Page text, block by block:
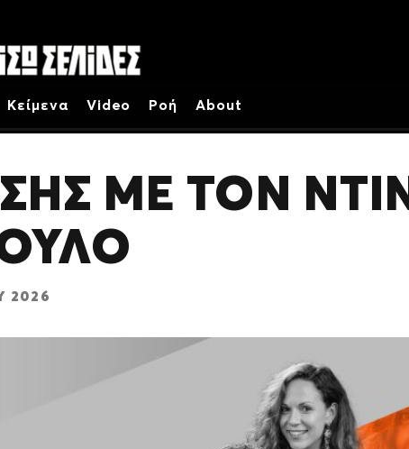
Κείμενα Video Ροή About
ΜΕ ΤΟΝ
2026